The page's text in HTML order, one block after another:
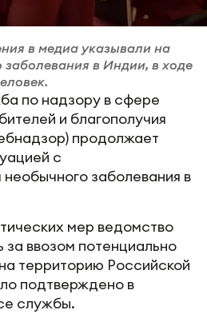
в медиа указывали на
в Индии, в ходе
по надзору в сфере
и благополучия
продолжает
с
заболевания в
мер ведомство
за ввозом потенциально
территорию Российской
подтверждено в
службы.